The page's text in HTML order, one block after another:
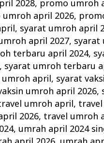
2028, promo umroh
april 2026,
, syarat umroh april
april 2027, syarat
terbaru april 2024,
, syarat umroh terbaru
umroh april, syarat
umroh april 2026,
umroh april,
2026, travel umroh
, umrah april 2024